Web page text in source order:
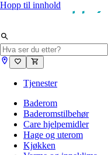
Hopp til innhold
Tjenester
Baderom
Baderomstilbehør
Care hjelpemidler
Hage og uterom
Kjøkken